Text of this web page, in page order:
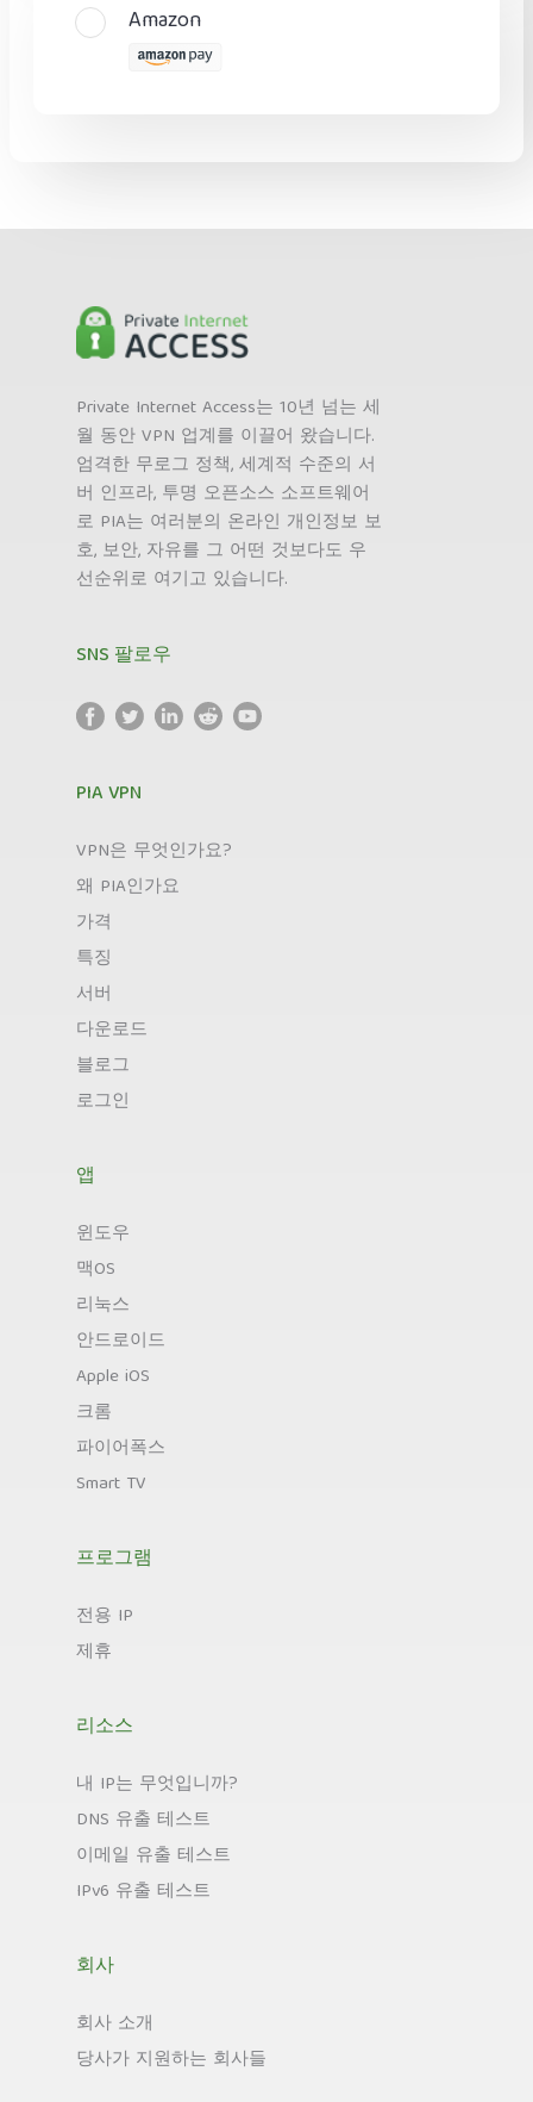
Amazon
Private Internet Access는 10년 넘는 세
월 동안 VPN 업계를 이끌어 왔습니다.
엄격한 무로그 정책, 세계적 수준의 서
버 인프라, 투명 오픈소스 소프트웨어
로 PIA는 여러분의 온라인 개인정보 보
호, 보안, 자유를 그 어떤 것보다도 우
선순위로 여기고 있습니다.
SNS 팔로우
PIA VPN
VPN은 무엇인가요?
왜 PIA인가요
가격
특징
서버
다운로드
블로그
로그인
앱
윈도우
맥OS
리눅스
안드로이드
Apple iOS
크롬
파이어폭스
Smart TV
프로그램
전용 IP
제휴
리소스
내 IP는 무엇입니까?
DNS 유출 테스트
이메일 유출 테스트
IPv6 유출 테스트
회사
회사 소개
당사가 지원하는 회사들